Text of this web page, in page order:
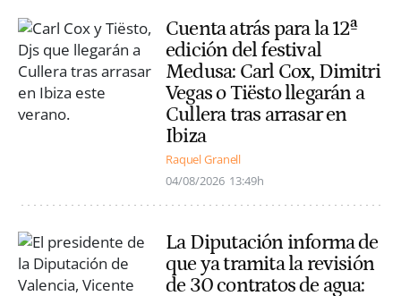
Cuenta atrás para la 12ª
edición del festival
Medusa: Carl Cox, Dimitri
Vegas o Tiësto llegarán a
Cullera tras arrasar en
Ibiza
Raquel Granell
04/08/2026 13:49h
La Diputación informa de
que ya tramita la revisión
de 30 contratos de agua: